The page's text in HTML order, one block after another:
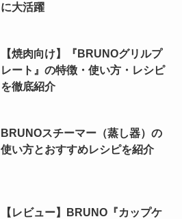
に大活躍
【焼肉向け】『BRUNOグリルプ
レート』の特徴・使い方・レシピ
を徹底紹介
BRUNOスチーマー（蒸し器）の
使い方とおすすめレシピを紹介
【レビュー】BRUNO『カップケ